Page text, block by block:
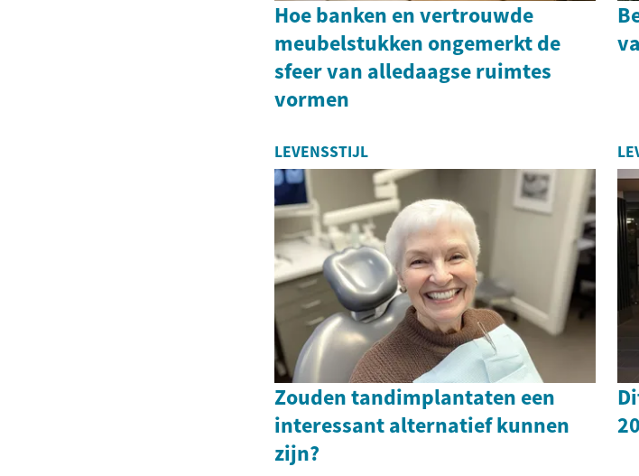
Hoe banken en vertrouwde
meubelstukken ongemerkt de
sfeer van alledaagse ruimtes
vormen
LEVENSSTIJL
Zouden tandimplantaten een
interessant alternatief kunnen
zijn?